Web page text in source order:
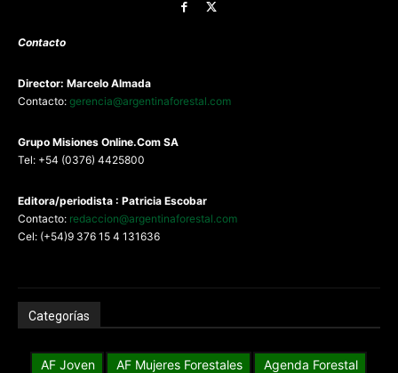
Contacto
Director: Marcelo Almada
Contacto: gerencia@argentinaforestal.com
Grupo Misiones Online.Com SA
Tel: +54 (0376) 4425800
Editora/periodista : Patricia Escobar
Contacto: redaccion@argentinaforestal.com
Cel: (+54)9 376 15 4 131636
Categorías
AF Joven AF Mujeres Forestales
Agenda Forestal